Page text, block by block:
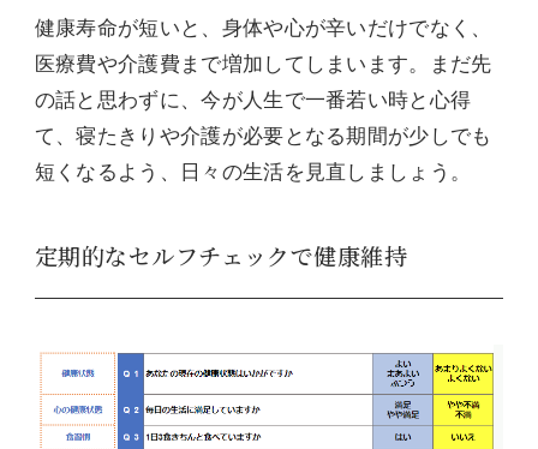
健康寿命が短いと、身体や心が辛いだけでなく、
医療費や介護費まで増加してしまいます。まだ先
の話と思わずに、今が人生で一番若い時と心得
て、寝たきりや介護が必要となる期間が少しでも
短くなるよう、日々の生活を見直しましょう。
定期的なセルフチェックで健康維持